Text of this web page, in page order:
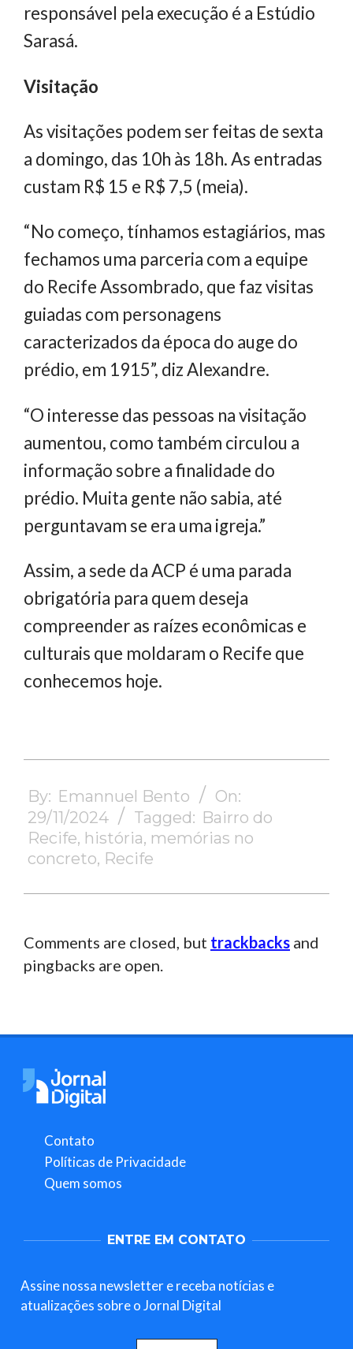
responsável pela execução é a Estúdio
Sarasá.
Visitação
As visitações podem ser feitas de sexta
a domingo, das 10h às 18h. As entradas
custam R$ 15 e R$ 7,5 (meia).
“No começo, tínhamos estagiários, mas
fechamos uma parceria com a equipe
do Recife Assombrado, que faz visitas
guiadas com personagens
caracterizados da época do auge do
prédio, em 1915”, diz Alexandre.
“O interesse das pessoas na visitação
aumentou, como também circulou a
informação sobre a finalidade do
prédio. Muita gente não sabia, até
perguntavam se era uma igreja.”
Assim, a sede da ACP é uma parada
obrigatória para quem deseja
compreender as raízes econômicas e
culturais que moldaram o Recife que
conhecemos hoje.
11-
29
By: Emannuel Bento
On:
29/11/2024
Tagged: Bairro do
Recife, história, memórias no
concreto, Recife
Comments are closed, but trackbacks and
pingbacks are open.
Contato
Políticas de Privacidade
Quem somos
ENTRE EM CONTATO
Assine nossa newsletter e receba notícias e
atualizações sobre o Jornal Digital